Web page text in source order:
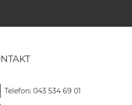
Telefon: 043 534 69 01